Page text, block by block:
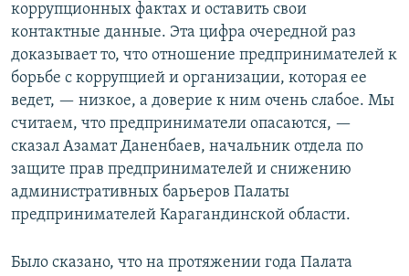
коррупционных фактах и оставить свои
контактные данные. Эта цифра очередной раз
доказывает то, что отношение предпринимателей к
борьбе с коррупцией и организации, которая ее
ведет, — низкое, а доверие к ним очень слабое. Мы
считаем, что предприниматели опасаются, —
сказал Азамат Даненбаев, начальник отдела по
защите прав предпринимателей и снижению
административных барьеров Палаты
предпринимателей Карагандинской области.
Было сказано, что на протяжении года Палата